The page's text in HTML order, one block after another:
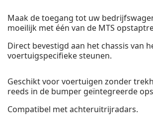
Maak de toegang tot uw
moeilijk met één van de MTS
Direct bevestigd aan het chassis van
voertuigspecifieke steunen.
Geschikt voor voertuigen zonder
reeds in de bumper geïntegreerde
Compatibel met achteruitrijradars.